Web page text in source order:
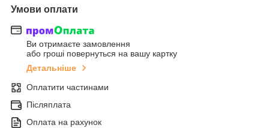
Умови оплати
Ви отримаєте замовлення
або гроші повернуться на вашу картку
Детальніше
Оплатити частинами
Післяплата
Оплата на рахунок